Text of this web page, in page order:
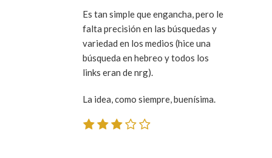
Es tan simple que engancha, pero le
falta precisión en las búsquedas y
variedad en los medios (hice una
búsqueda en hebreo y todos los
links eran de nrg).
La idea, como siempre, buenísima.